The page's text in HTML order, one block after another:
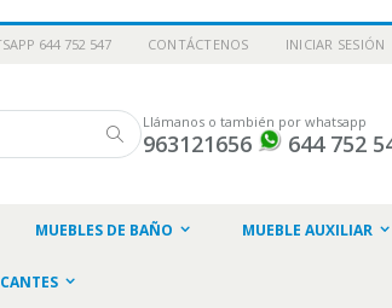
644 752 547 CONTÁCTENOS INICIAR SESIÓN
Llámanos o también por whatsapp
963121656 644 752
MUEBLES DE BAÑO MUEBLE AUXILIAR